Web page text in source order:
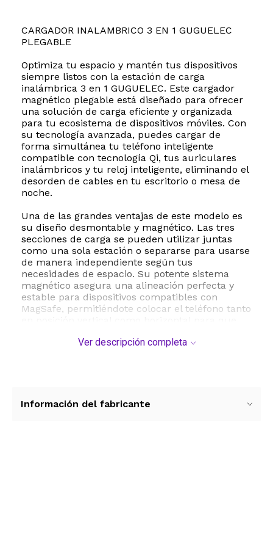
CARGADOR INALAMBRICO 3 EN 1 GUGUELEC
PLEGABLE
Optimiza tu espacio y mantén tus dispositivos
siempre listos con la estación de carga
inalámbrica 3 en 1 GUGUELEC. Este cargador
magnético plegable está diseñado para ofrecer
una solución de carga eficiente y organizada
para tu ecosistema de dispositivos móviles. Con
su tecnología avanzada, puedes cargar de
forma simultánea tu teléfono inteligente
compatible con tecnología Qi, tus auriculares
inalámbricos y tu reloj inteligente, eliminando el
desorden de cables en tu escritorio o mesa de
noche.
Una de las grandes ventajas de este modelo es
su diseño desmontable y magnético. Las tres
secciones de carga se pueden utilizar juntas
como una sola estación o separarse para usarse
de manera independiente según tus
necesidades de espacio. Su potente sistema
magnético asegura una alineación perfecta y
estable para dispositivos compatibles con
MagSafe, permitiéndote colocar el teléfono tanto
videollamadas o lecturas mientras se recarga la
ideal. Gracias a su diseño plegable, cabe
Ver descripción completa
Información del fabricante